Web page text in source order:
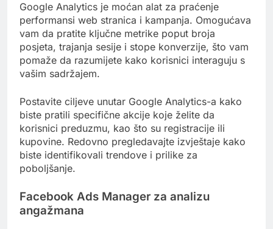
Google Analytics je moćan alat za praćenje
performansi web stranica i kampanja. Omogućava
vam da pratite ključne metrike poput broja
posjeta, trajanja sesije i stope konverzije, što vam
pomaže da razumijete kako korisnici interaguju s
vašim sadržajem.
Postavite ciljeve unutar Google Analytics-a kako
biste pratili specifične akcije koje želite da
korisnici preduzmu, kao što su registracije ili
kupovine. Redovno pregledavajte izvještaje kako
biste identifikovali trendove i prilike za
poboljšanje.
Facebook Ads Manager za analizu
angažmana